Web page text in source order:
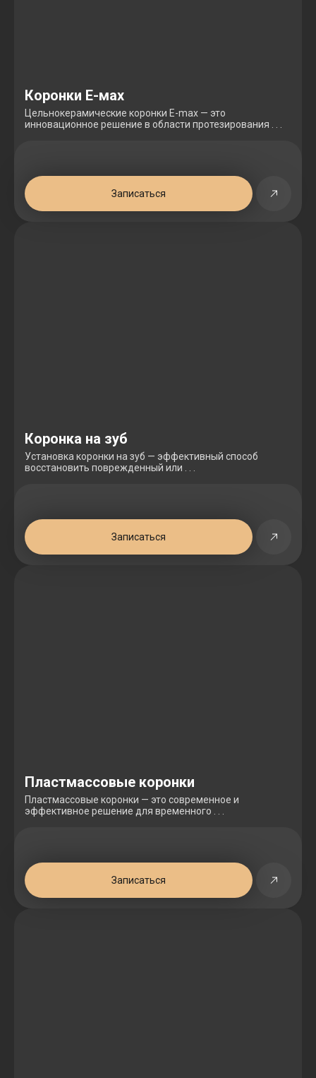
Коронки Е-мах
Цельнокерамические коронки E-max — это
инновационное решение в области протезирования . . .
Записаться
Коронка на зуб
Установка коронки на зуб — эффективный способ
восстановить поврежденный или . . .
Записаться
Пластмассовые коронки
Пластмассовые коронки — это современное и
эффективное решение для временного . . .
Записаться